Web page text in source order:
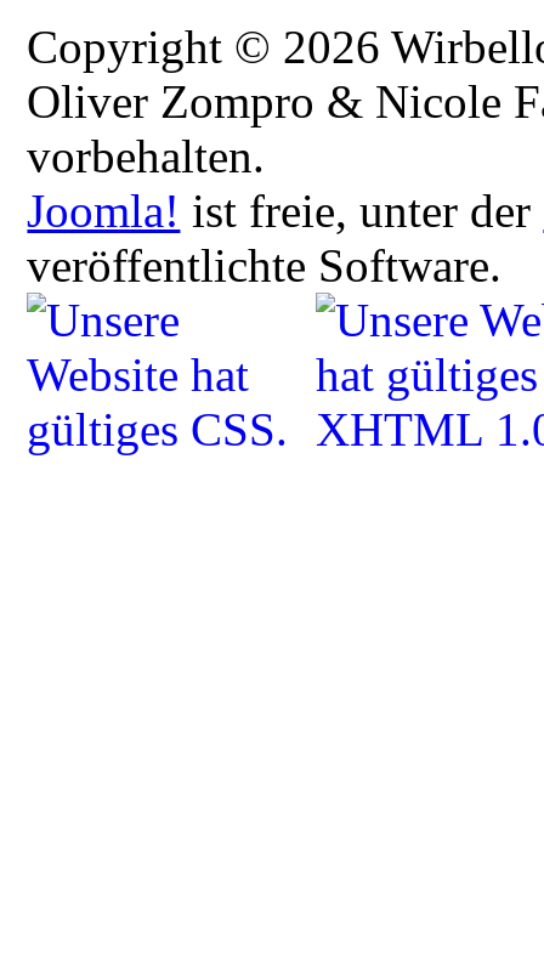
Copyright © 2026
Oliver Zompro & Nicole
vorbehalten.
Joomla! ist freie, unter der
veröffentlichte Software.